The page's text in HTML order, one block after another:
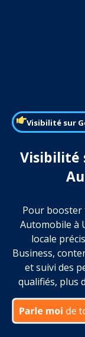
Visibilité sur
Visibilité
Pour booster
Automobile à
locale
Business,
et suivi des
qualifiés, plus